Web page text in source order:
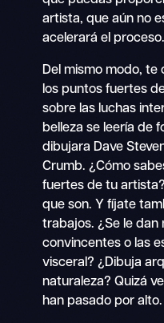
artista, que aún no
acelerará el proceso.
Del mismo modo, te
los puntos fuertes
sobre las luchas
belleza se leería de
dibujara Dave
Crumb. ¿Cómo
fuertes de tu
que son. Y fíjate
trabajos. ¿Se le dan
convincentes o las
visceral? ¿Dibuja
naturaleza? Quizá
han pasado por alto.